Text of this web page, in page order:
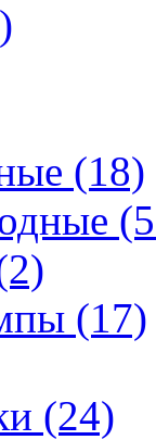
(18)
(17)
(24)